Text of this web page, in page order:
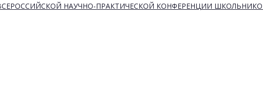
НАУЧНО-ПРАКТИЧЕСКОЙ КОНФЕРЕНЦИИ